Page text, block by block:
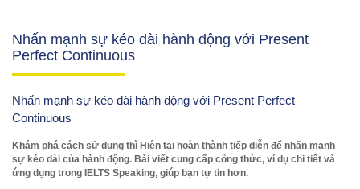
Nhấn mạnh sự kéo dài hành động với Present
Perfect Continuous
Nhấn mạnh sự kéo dài hành động với Present Perfect
Continuous
Khám phá cách sử dụng thì Hiện tại hoàn thành tiếp diễn để nhấn mạnh
sự kéo dài của hành động. Bài viết cung cấp công thức, ví dụ chi tiết và
ứng dụng trong IELTS Speaking, giúp bạn tự tin hơn.